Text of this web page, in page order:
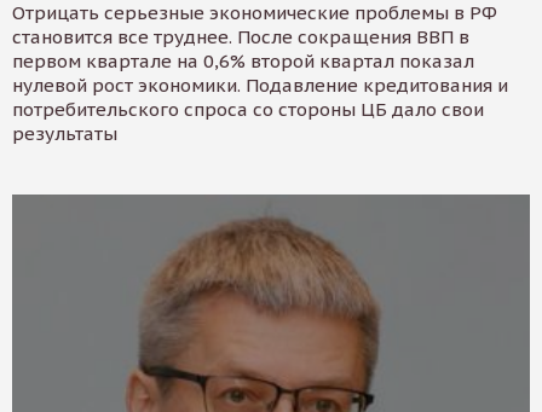
Отрицать серьезные экономические проблемы в РФ
становится все труднее. После сокращения ВВП в
первом квартале на 0,6% второй квартал показал
нулевой рост экономики. Подавление кредитования и
потребительского спроса со стороны ЦБ дало свои
результаты